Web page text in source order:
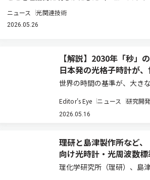
ニュース 光関連技術
2026.05.26
【解説】2030年「秒」
日本発の光格子時計が
変える
世界の時間の基準が、大き
「秒」の定義が見直される
その主役の一つとして注目
Editor's Eye ニュース 研究開発
2026.05.16
理研と島津製作所など
向け光時計・光周波数
理化学研究所（理研）、島